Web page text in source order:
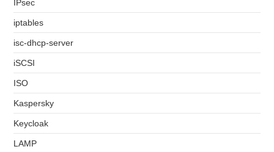
IPsec
iptables
isc-dhcp-server
iSCSI
ISO
Kaspersky
Keycloak
LAMP